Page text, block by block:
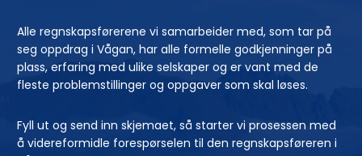
Alle regnskapsførerene vi samarbeider med, som tar på
seg oppdrag i Vågan, har alle formelle godkjenninger på
plass, erfaring med ulike selskaper og er vant med de
fleste problemstillinger og oppgaver som skal løses.
Fyll ut og send inn skjemaet, så starter vi prosessen med
å videreformidle forespørselen til den regnskapsføreren i